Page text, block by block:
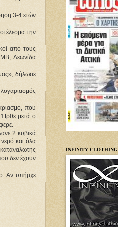
3-4 ετών
την
από τους
Λεωνίδα
δήλωσε
που
Ήρθε μετά ο
2 κυβικά
και όλα
δεν έχουν
Αν υπήρχε
INFINITY CLOTHING